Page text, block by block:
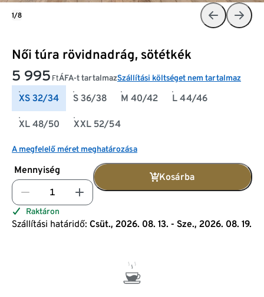
Női túra rövidnadrág, sötétkék
5 995 FtÁFA-t tartalmazSzállítási költséget nem tartalmaz
XS 32/34 S 36/38 M 40/42 L 44/46
XL 48/50 XXL 52/54
A megfelelő méret meghatározása
Mennyiség
Kosárba
Raktáron
Szállítási határidő: Csüt., 2026. 08. 13. - Sze., 2026. 08. 19.
1/8